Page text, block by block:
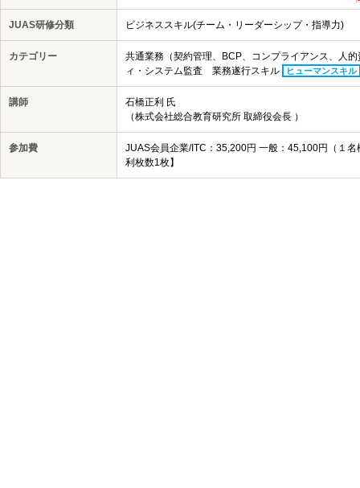
JUAS研修分類 ビジネススキル(チーム・リーダーシップ・指導力)
カテゴリー
共通業務（契約管理、BCP、コンプライアンス、人
ィ・システム監査 業務遂行スキル
ヒューマンスキル
講師
石橋正利 氏
（株式会社総合教育研究所 取締役会長 ）
参加費
JUAS会員企業/ITC：35,200円 一般：45,100円（１
利枚数1枚】